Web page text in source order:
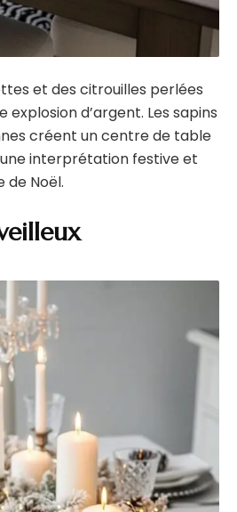
et des citrouilles perlées
d’argent. Les sapins
créent un centre de table
interprétation festive et
de Noël.